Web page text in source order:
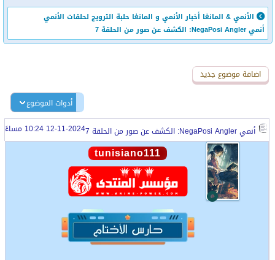
الأنمي & المانغا أخبار الأنمي و المانغا حلبة الترويج لحلقات الأنمي
أنمي NegaPosi Angler: الكشف عن صور من الحلقة 7
اضافة رد جديد
اضافة موضوع جديد
أدوات الموضوع
أنمي NegaPosi Angler: الكشف عن صور من الحلقة 7 12-11-2024 10:24 مساءً
tunisiano111